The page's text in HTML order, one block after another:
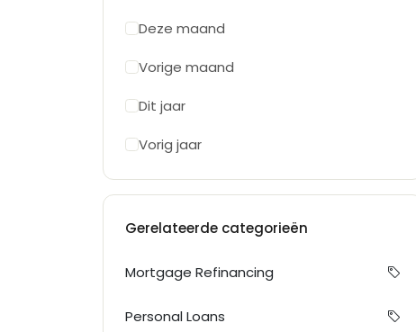
Deze maand
Vorige maand
Dit jaar
Vorig jaar
Gerelateerde categorieën
Mortgage Refinancing
Personal Loans